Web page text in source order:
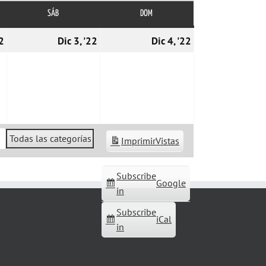
SÁBSÁBADO DOM
02/12/2022Dic 3, '22 03/12/2022Dic 4, '22
Todas las categorías
Subscribe
in
Google
Subscribe
in
iCal
ImprimirVistas